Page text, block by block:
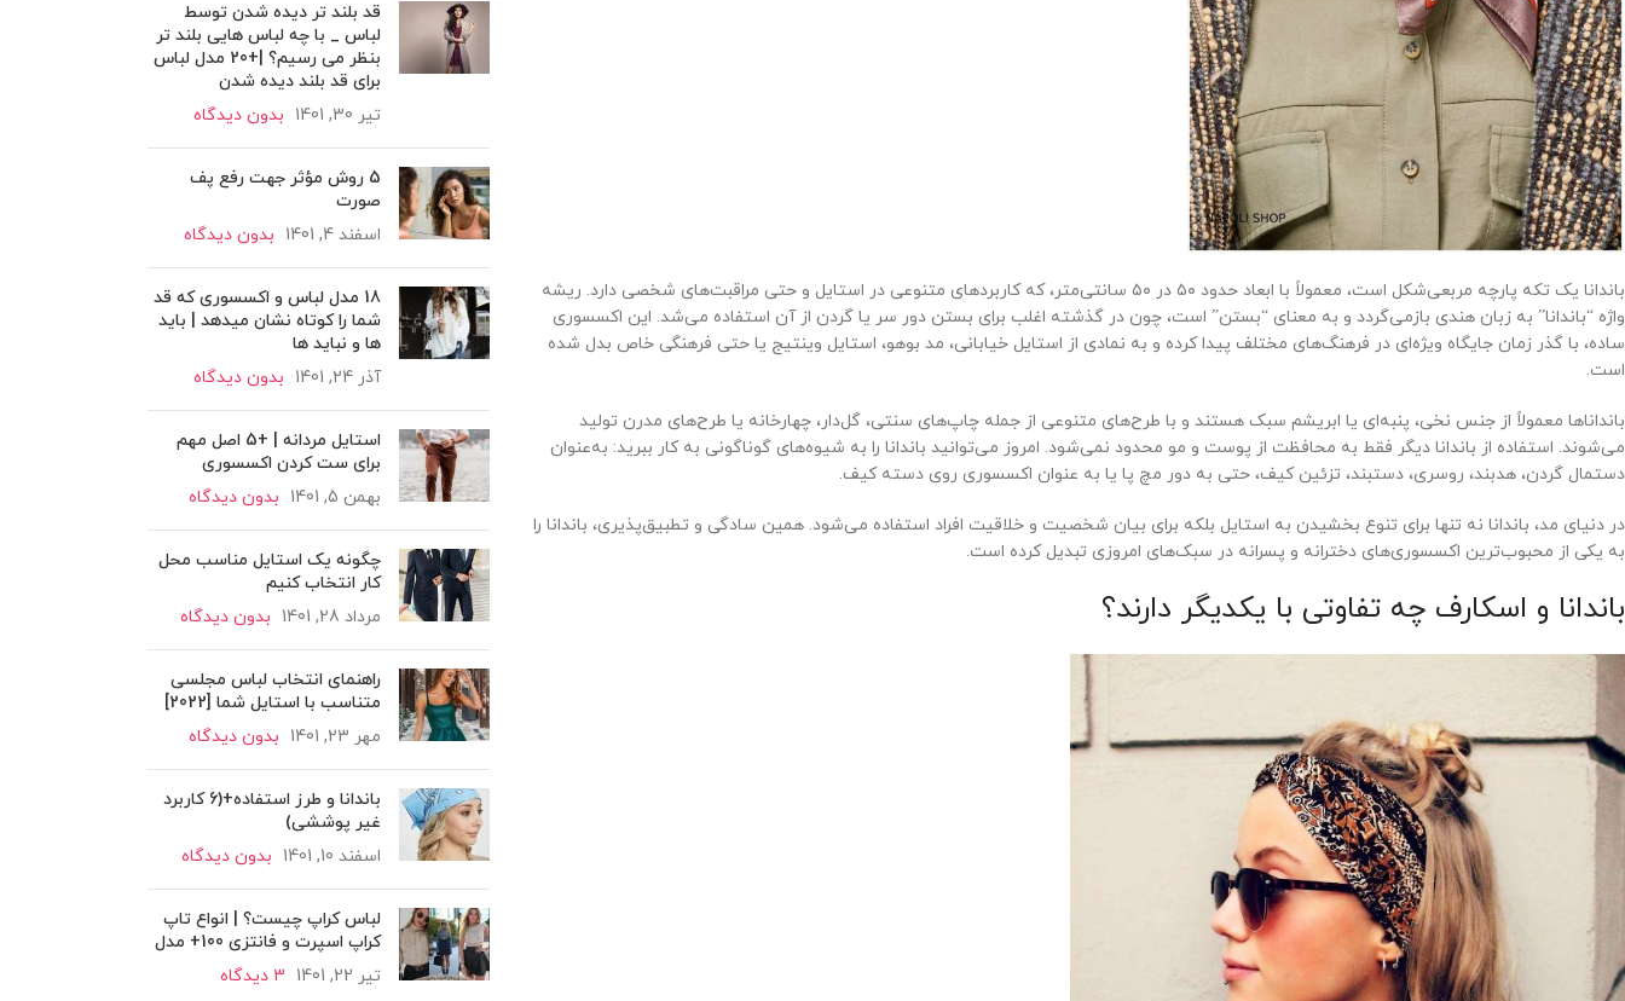
باندانا یک تکه پارچه مربعی‌شکل است، معمولاً با ابعاد حدود ۵۰ در ۵۰ سانتی‌متر، که کاربردهای متنوعی در استایل و حتی مراقبت‌های شخصی دارد. ریشه
واژه “باندانا” به زبان هندی بازمی‌گردد و به معنای “بستن” است، چون در گذشته اغلب برای بستن دور سر یا گردن از آن استفاده می‌شد. این اکسسوری
ساده، با گذر زمان جایگاه ویژه‌ای در فرهنگ‌های مختلف پیدا کرده و به نمادی از استایل خیابانی، مد بوهو، استایل وینتیج یا حتی فرهنگی خاص بدل شده
است.
بانداناها معمولاً از جنس نخی، پنبه‌ای یا ابریشم سبک هستند و با طرح‌های متنوعی از جمله چاپ‌های سنتی، گل‌دار، چهارخانه یا طرح‌های مدرن تولید
می‌شوند. استفاده از باندانا دیگر فقط به محافظت از پوست و مو محدود نمی‌شود. امروز می‌توانید باندانا را به شیوه‌های گوناگونی به کار ببرید: به‌عنوان
دستمال گردن، هدبند، روسری، دستبند، تزئین کیف، حتی به دور مچ پا یا به عنوان اکسسوری روی دسته کیف.
در دنیای مد، باندانا نه تنها برای تنوع بخشیدن به استایل بلکه برای بیان شخصیت و خلاقیت افراد استفاده می‌شود. همین سادگی و تطبیق‌پذیری، باندانا را
به یکی از محبوب‌ترین اکسسوری‌های دخترانه و پسرانه در سبک‌های امروزی تبدیل کرده است.
باندانا و اسکارف چه تفاوتی با یکدیگر دارند؟
قد بلند تر دیده شدن توسط
لباس _ با چه لباس هایی بلند تر
بنظر می رسیم؟ |+20 مدل لباس
برای قد بلند دیده شدن
تیر 30, 1401
بدون دیدگاه
5 روش مؤثر جهت رفع پف
صورت
اسفند 4, 1401
بدون دیدگاه
18 مدل لباس و اکسسوری که قد
شما را کوتاه نشان میدهد | باید
ها و نباید ها
آذر 24, 1401
بدون دیدگاه
استایل مردانه | +5 اصل مهم
برای ست کردن اکسسوری
بهمن 5, 1401
بدون دیدگاه
چگونه یک استایل مناسب محل
کار انتخاب کنیم
مرداد 28, 1401
بدون دیدگاه
راهنمای انتخاب لباس مجلسی
متناسب با استایل شما [2022]
مهر 23, 1401
بدون دیدگاه
باندانا و طرز استفاده+(6 کاربرد
غیر پوششی)
اسفند 10, 1401
بدون دیدگاه
لباس کراپ چیست؟ | انواع تاپ
کراپ اسپرت و فانتزی 100+ مدل
تیر 22, 1401
3 دیدگاه